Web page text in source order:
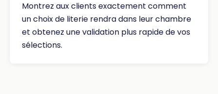
Montrez aux clients exactement comment
un choix de literie rendra dans leur chambre
et obtenez une validation plus rapide de vos
sélections.